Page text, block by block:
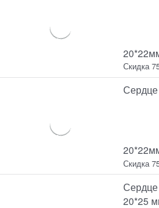
Скидка
Скидка
20*25